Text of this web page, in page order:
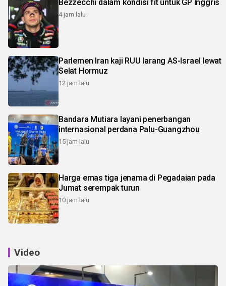
Bezzecchi dalam kondisi fit untuk GP Inggris
4 jam lalu
Parlemen Iran kaji RUU larang AS-Israel lewat
Selat Hormuz
12 jam lalu
Bandara Mutiara layani penerbangan
internasional perdana Palu-Guangzhou
15 jam lalu
Harga emas tiga jenama di Pegadaian pada
Jumat serempak turun
10 jam lalu
Video